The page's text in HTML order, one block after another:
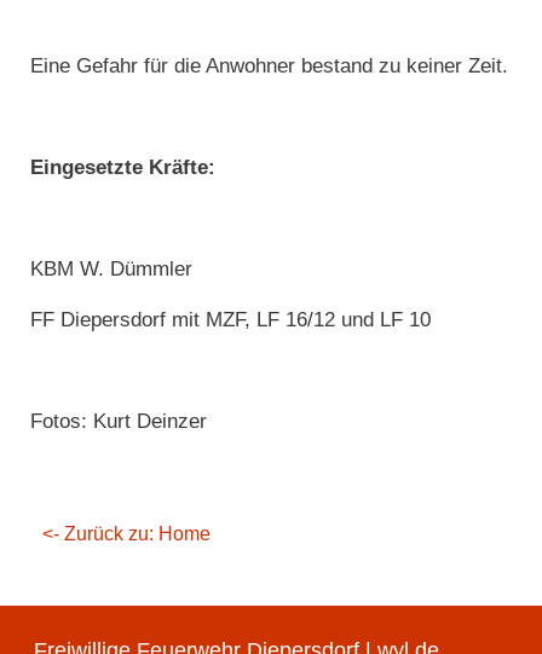
Eine Gefahr für die Anwohner bestand zu keiner Zeit.
Eingesetzte Kräfte:
KBM W. Dümmler
FF Diepersdorf mit MZF, LF 16/12 und LF 10
Fotos: Kurt Deinzer
<- Zurück zu: Home